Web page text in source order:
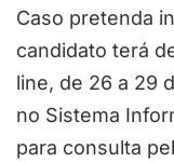
Caso pretenda
candidato terá
line, de 26 a 29
no Sistema
para consulta